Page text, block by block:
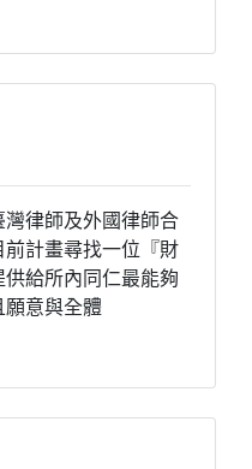
律師及外國律師合
計畫尋找一位『財
給所內同仁最能夠
願意與全體